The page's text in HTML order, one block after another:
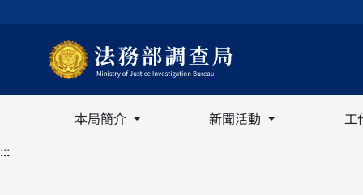
本局簡介 新聞活動
工
:::